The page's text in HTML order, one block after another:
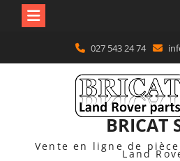
content
027 543 24 74
BRICAT
Vente en ligne de
Land